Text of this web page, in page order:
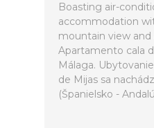
Boasting air-
accommodation
mountain view and
Apartamento cala
Málaga.
de Mijas sa
(Španielsko -